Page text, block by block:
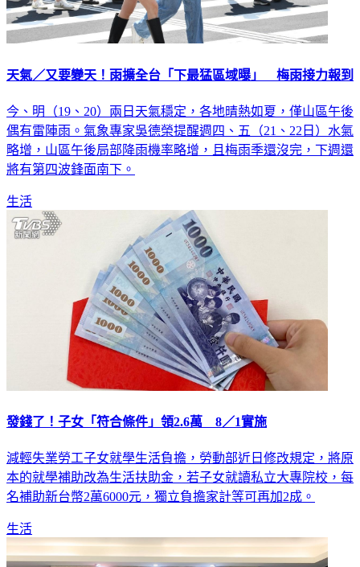
天氣／又要變天！雨擴全台「下最猛區域曝」 梅雨接力報到
今、明（19、20）兩日天氣穩定，各地晴熱如夏，僅山區午後
偶有雷陣雨。氣象專家吳德榮提醒週四、五（21、22日）水氣
略增，山區午後局部降雨機率略增，且梅雨季還沒完，下週還
將有第四波鋒面南下。
生活
發錢了！子女「符合條件」領2.6萬 8／1實施
減輕失業勞工子女就學生活負擔，勞動部近日修改規定，將原
本的就學補助改為生活扶助金，若子女就讀私立大專院校，每
名補助新台幣2萬6000元，獨立負擔家計等可再加2成。
生活